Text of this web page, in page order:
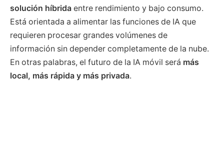
solución híbrida entre rendimiento y bajo consumo.
Está orientada a alimentar las funciones de IA que
requieren procesar grandes volúmenes de
información sin depender completamente de la nube.
En otras palabras, el futuro de la IA móvil será más
local, más rápida y más privada.